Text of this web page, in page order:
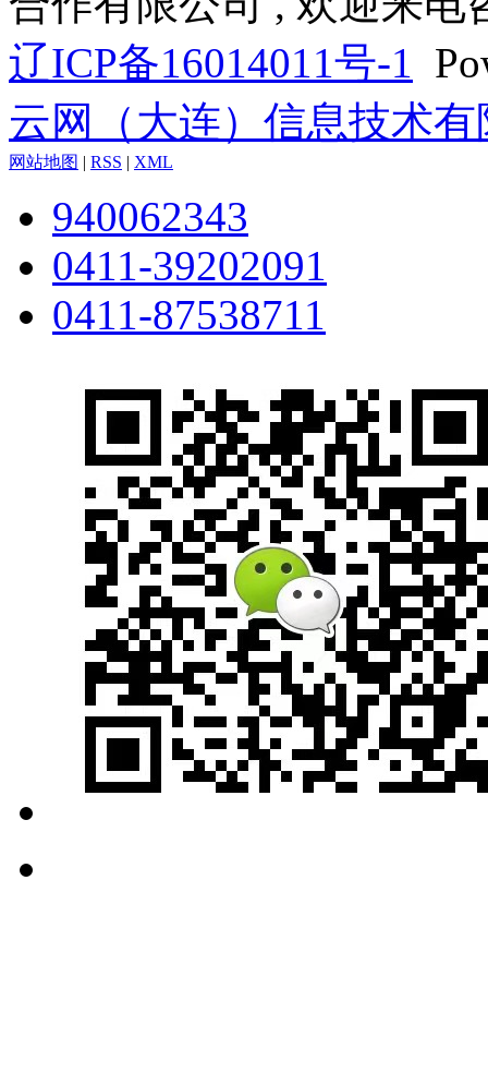
辽ICP备16014011号-1
云网（大连）信息技术有
网站地图 | RSS | XML
940062343
0411-39202091
0411-87538711